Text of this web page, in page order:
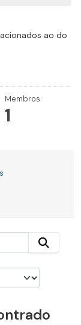
ao do
Membros
1